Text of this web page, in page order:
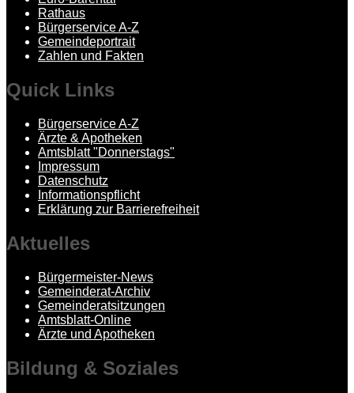
Rathaus
Bürgerservice A-Z
Gemeindeportrait
Zahlen und Fakten
Quick Links
Bürgerservice A-Z
Ärzte & Apotheken
Amtsblatt "Donnerstags"
Impressum
Datenschutz
Informationspflicht
Erklärung zur Barrierefreiheit
Aktuelles
Bürgermeister-News
Gemeinderat-Archiv
Gemeinderatsitzungen
Amtsblatt-Online
Ärzte und Apotheken
Bildung & Soziales